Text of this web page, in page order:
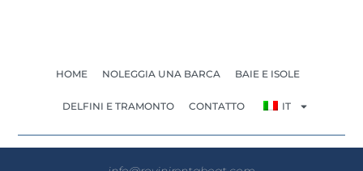
HOME NOLEGGIA UNA BARCA BAIE E ISOLE
DELFINI E TRAMONTO CONTATTO IT